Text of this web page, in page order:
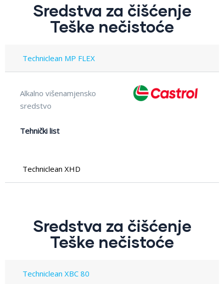
Sredstva za čišćenje
Teške nečistoće
Techniclean MP FLEX
Techniclean XHD
Alkalno višenamjensko
sredstvo
Tehnički list
Sredstva za čišćenje
Teške nečistoće
Techniclean XBC 80